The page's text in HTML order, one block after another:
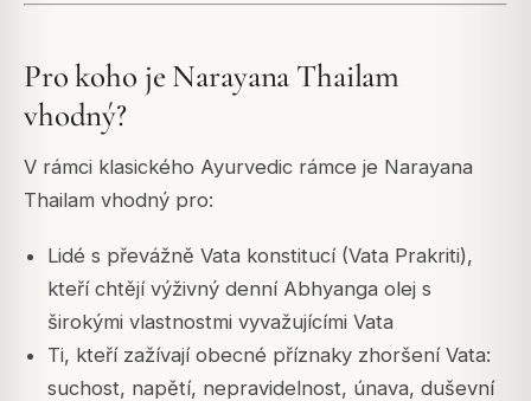
Pro koho je Narayana Thailam
vhodný?
V rámci klasického Ayurvedic rámce je Narayana
Thailam vhodný pro:
Lidé s převážně Vata konstitucí (Vata Prakriti),
kteří chtějí výživný denní Abhyanga olej s
širokými vlastnostmi vyvažujícími Vata
Ti, kteří zažívají obecné příznaky zhoršení Vata:
suchost, napětí, nepravidelnost, únava, duševní